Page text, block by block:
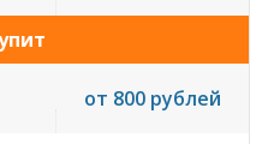
от 800 рублей